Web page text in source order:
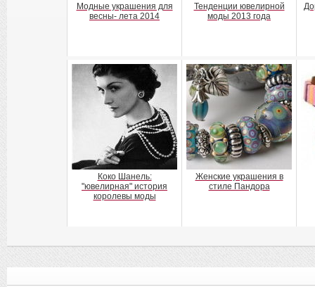
Модные украшения для
весны- лета 2014
Тенденции ювелирной
моды 2013 года
Коко Шанель:
"ювелирная" история
королевы моды
Женские украшения в
стиле Пандора